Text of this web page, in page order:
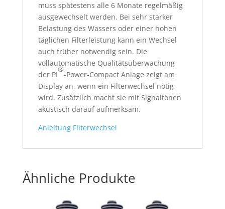
muss spätestens alle 6 Monate regelmäßig
ausgewechselt werden. Bei sehr starker
Belastung des Wassers oder einer hohen
täglichen Filterleistung kann ein Wechsel
auch früher notwendig sein. Die
vollautomatische Qualitätsüberwachung
der PI
®
-Power-Compact Anlage zeigt am
Display an, wenn ein Filterwechsel nötig
wird. Zusätzlich macht sie mit Signaltönen
akustisch darauf aufmerksam.
Anleitung Filterwechsel
Ähnliche Produkte